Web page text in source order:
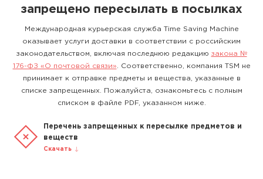
запрещено пересылать в посылках
Международная курьерская служба Time Saving Machine
оказывает услуги доставки в соответствии с российским
законодательством, включая последнюю редакцию закона №
176-ФЗ «О почтовой связи» . Соответственно, компания TSM не
принимает к отправке предметы и вещества, указанные в
списке запрещенных. Пожалуйста, ознакомьтесь с полным
списком в файле PDF, указанном ниже.
Перечень запрещенных к пересылке предметов и
веществ
Скачать